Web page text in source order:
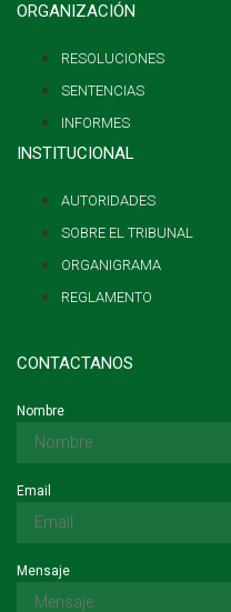
ORGANIZACIÓN
RESOLUCIONES
SENTENCIAS
INFORMES
INSTITUCIONAL
AUTORIDADES
SOBRE EL TRIBUNAL
ORGANIGRAMA
REGLAMENTO
CONTACTANOS
Nombre
Email
Mensaje